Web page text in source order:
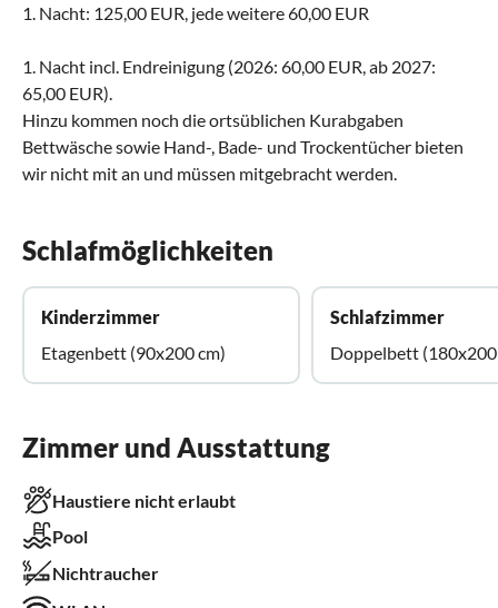
1. Nacht: 125,00 EUR, jede weitere 60,00 EUR
1. Nacht incl. Endreinigung (2026: 60,00 EUR, ab 2027:
65,00 EUR).
Hinzu kommen noch die ortsüblichen Kurabgaben
Bettwäsche sowie Hand-, Bade- und Trockentücher bieten
wir nicht mit an und müssen mitgebracht werden.
Schlafmöglichkeiten
Kinderzimmer
Etagenbett (90x200 cm)
Schlafzimmer
Doppelbett (180x200
Zimmer und Ausstattung
Haustiere nicht erlaubt
Pool
Nichtraucher